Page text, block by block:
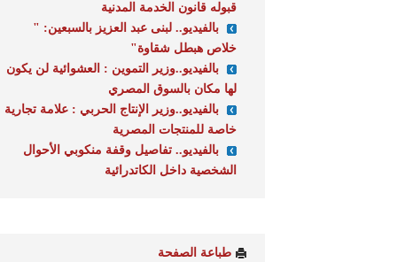
قبوله قانون الخدمة المدنية
بالفيديو.. لبنى عبد العزيز بالسبعين: "
خلاص هبطل شقاوة"
بالفيديو..وزير التموين : العشوائية لن يكون
لها مكان بالسوق المصري
بالفيديو..وزير الإنتاج الحربي : علامة تجارية
خاصة للمنتجات المصرية
بالفيديو.. تفاصيل وقفة منكوبي الأحوال
الشخصية داخل الكاتدرائية
طباعة الصفحة